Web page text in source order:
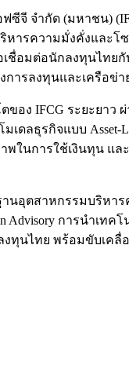
ซีจี จำกัด (มหาชน)
ารความมั่งคั่งและโ
พื่อเชื่อมต่อนักลงทุน
การลงทุนและเครือ
อง IFCG ระยะยา
ดลธุรกิจแบบ
ในการใช้เงินทุน
อุตสาหกรรมบริหา
Advisory การนำ
ทุนไทย พร้อมขับเค